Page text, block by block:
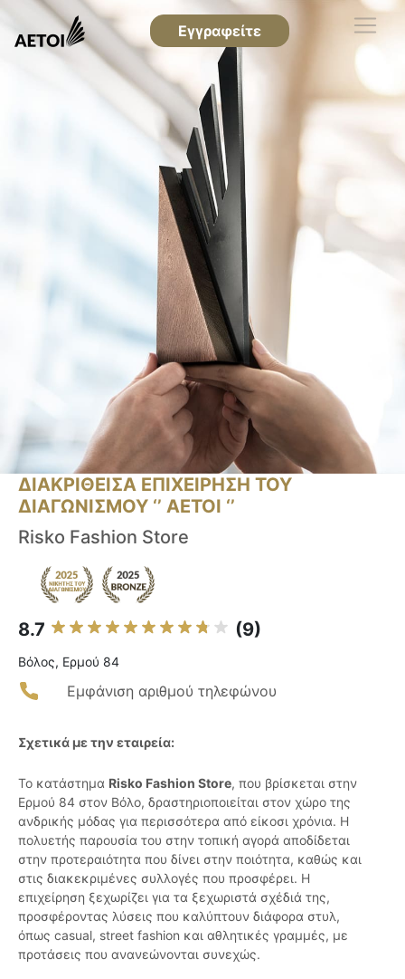
Εγγραφείτε
ΔΙΑΚΡΙΘΕΙΣΑ ΕΠΙΧΕΙΡΗΣΗ ΤΟΥ
ΔΙΑΓΩΝΙΣΜΟΥ ‘’ ΑΕΤΟΙ ‘’
Risko Fashion Store
8.7 (9)
Βόλος, Ερμού 84
Εμφάνιση αριθμού τηλεφώνου
Σχετικά με την εταιρεία:
Το κατάστημα Risko Fashion Store, που βρίσκεται στην
Ερμού 84 στον Βόλο, δραστηριοποιείται στον χώρο της
ανδρικής μόδας για περισσότερα από είκοσι χρόνια. Η
πολυετής παρουσία του στην τοπική αγορά αποδίδεται
στην προτεραιότητα που δίνει στην ποιότητα, καθώς και
στις διακεκριμένες συλλογές που προσφέρει. Η
επιχείρηση ξεχωρίζει για τα ξεχωριστά σχέδιά της,
προσφέροντας λύσεις που καλύπτουν διάφορα στυλ,
όπως casual, street fashion και αθλητικές γραμμές, με
προτάσεις που ανανεώνονται συνεχώς.